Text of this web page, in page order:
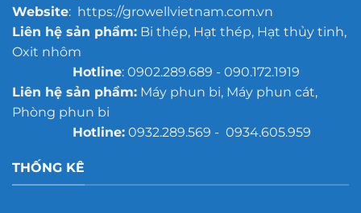
Website: https://growellvietnam.com.vn
Liên hệ sản phẩm:Bi thép, Hạt thép, Hạt thủy tinh,
Oxit nhôm
Hotline: 0902.289.689 - 090.172.1919
Liên hệ sản phẩm:Máy phun bi, Máy phun cát,
Phòng phun bi
Hotline:0932.289.569 - 0934.605.959
THỐNG KÊ